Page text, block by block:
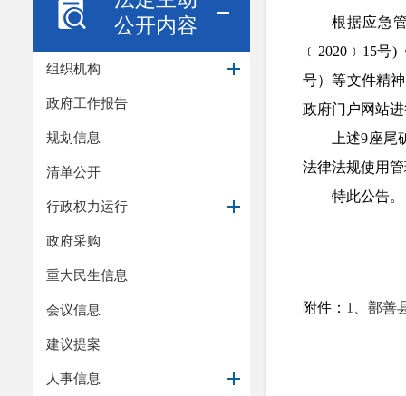
公开内容
组织机构
政府工作报告
规划信息
清单公开
行政权力运行
政府采购
重大民生信息
会议信息
建议提案
人事信息
根据应急
﹝ 2020﹞ 15号)
号）等文件精神
政府门户网站
上述9座尾
法律法规使用
特此公告。
附件： 1、鄯善